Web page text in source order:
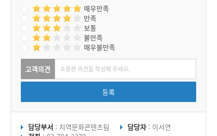
매우만족
만족
보통
불만족
매우불만족
고객의견
등록
담당부서 : 지역문화콘텐츠팀 담당자 : 이서연